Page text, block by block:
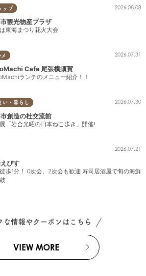
ップ 2026.08.08
観光物産プラザ
東海まつり花火大会
メ 2026.07.31
Cafe 尾張横須賀
ランチのメニュー紹介！！
い・暮らし 2026.07.30
創造の杜交流館
「岩合光昭の日本ねこ歩き」開催!
2026.07.21
びす
歩1分！ 0次会、2次会も歓迎 寿司居酒屋で旬の海鮮
な情報やクーポンはこちら
VIEW MORE